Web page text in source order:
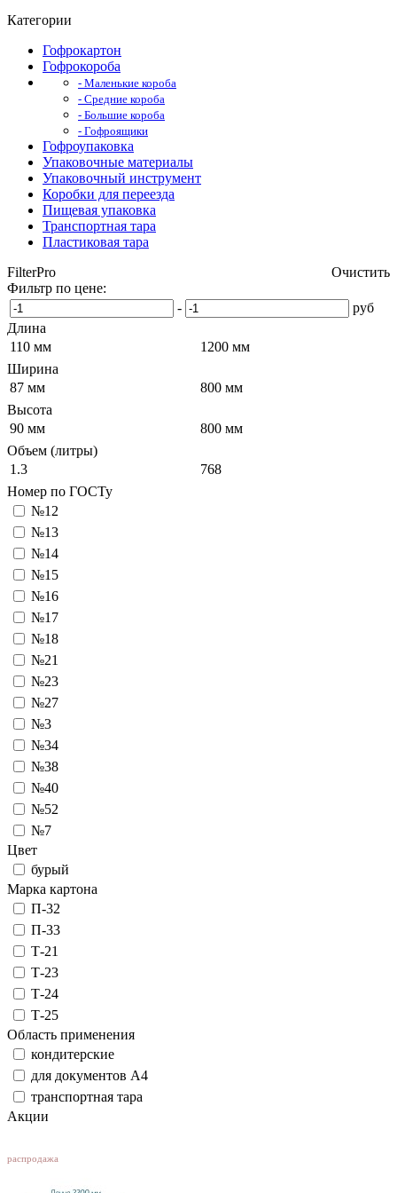
Категории
Гофрокартон
Гофрокороба
- Маленькие короба
- Средние короба
- Большие короба
- Гофроящики
Гофроупаковка
Упаковочные материалы
Упаковочный инструмент
Коробки для переезда
Пищевая упаковка
Транспортная тара
Пластиковая тара
FilterPro
Очистить
Фильтр по цене:
-
руб
Длина
110 мм
1200 мм
Ширина
87 мм
800 мм
Высота
90 мм
800 мм
Объем (литры)
1.3
768
Номер по ГОСТу
№12
№13
№14
№15
№16
№17
№18
№21
№23
№27
№3
№34
№38
№40
№52
№7
Цвет
бурый
Марка картона
П-32
П-33
Т-21
Т-23
Т-24
Т-25
Область применения
кондитерские
для документов А4
транспортная тара
Акции
распродажа